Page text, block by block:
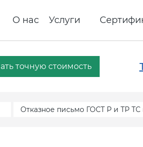
О нас Услуги
точную стоимость
Отказное письмо ГОСТ Р и ТР ТС